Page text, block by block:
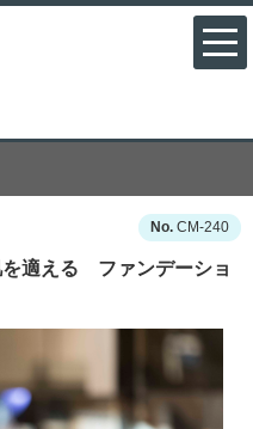
CM-240
を適える ファンデーショ